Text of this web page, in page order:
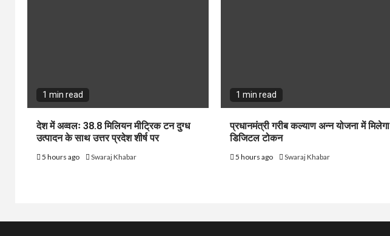
1 min read
देश में अव्वलः 38.8 मिलियन मीट्रिक टन दुग्ध
उत्पादन के साथ उत्तर प्रदेश शीर्ष पर
5 hours ago Swaraj Khabar
1 min read
प्रधानमंत्री गरीब कल्याण अन्न योजना में मिलेगा
डिजिटल टोकन
5 hours ago Swaraj Khabar